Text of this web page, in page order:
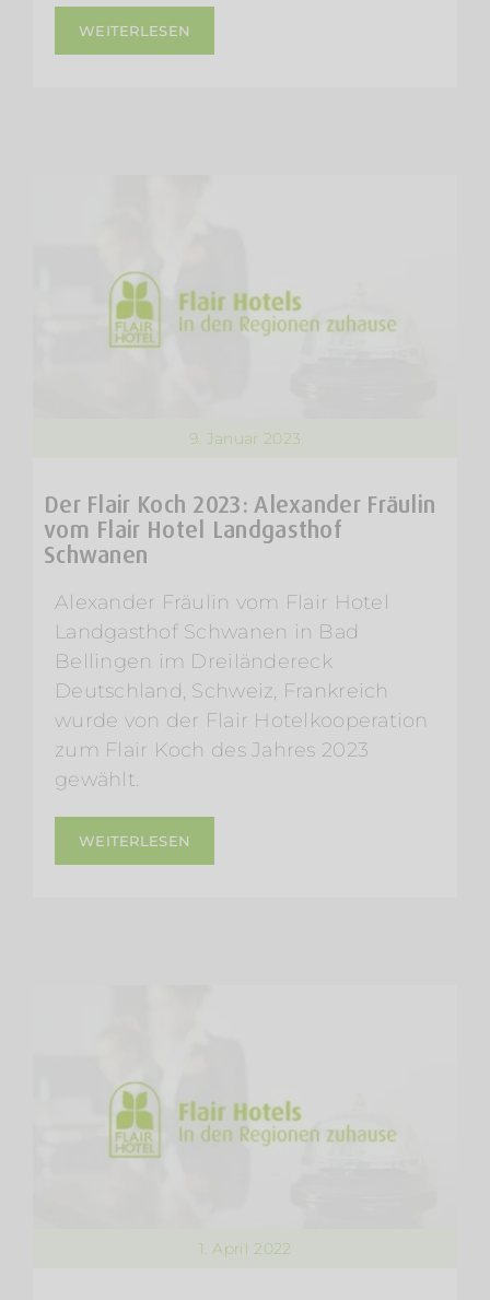
WEITERLESEN
9. Januar 2023
Der Flair Koch 2023: Alexander Fräulin
vom Flair Hotel Landgasthof
Schwanen
Alexander Fräulin vom Flair Hotel
Landgasthof Schwanen in Bad
Bellingen im Dreiländereck
Deutschland, Schweiz, Frankreich
wurde von der Flair Hotelkooperation
zum Flair Koch des Jahres 2023
gewählt.
WEITERLESEN
1. April 2022